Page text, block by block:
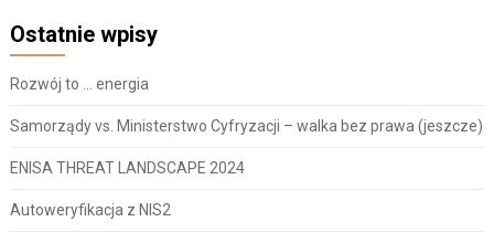
Ostatnie wpisy
Rozwój to … energia
Samorządy vs. Ministerstwo Cyfryzacji – walka bez prawa (jeszcze)
ENISA THREAT LANDSCAPE 2024
Autoweryfikacja z NIS2